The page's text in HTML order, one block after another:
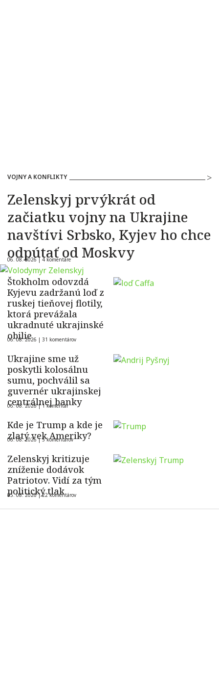
VOJNY A KONFLIKTY
Zelenskyj prvýkrát od
začiatku vojny na Ukrajine
navštívi Srbsko, Kyjev ho chce
odpútať od Moskvy
06. 08. 2026 | 4 komentáre
Štokholm odovzdá
Kyjevu zadržanú loď z
ruskej tieňovej flotily,
ktorá prevážala
ukradnuté ukrajinské
obilie
06. 08. 2026 | 31 komentárov
Ukrajine sme už
poskytli kolosálnu
sumu, pochválil sa
guvernér ukrajinskej
centrálnej banky
06. 08. 2026 |1 komentár
Kde je Trump a kde je
zlatý vek Ameriky?
06. 08. 2026 |5 komentárov
Zelenskyj kritizuje
zníženie dodávok
Patriotov. Vidí za tým
politický tlak
05. 08. 2026 |22 komentárov